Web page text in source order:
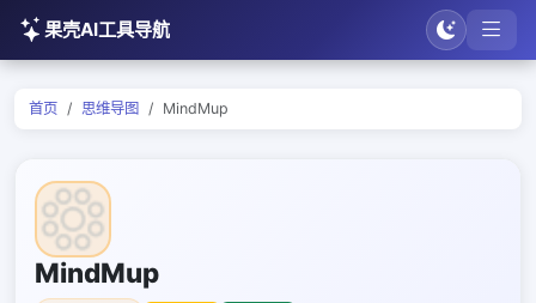
果壳AI工具导航
首页 思维导图 MindMup
MindMup